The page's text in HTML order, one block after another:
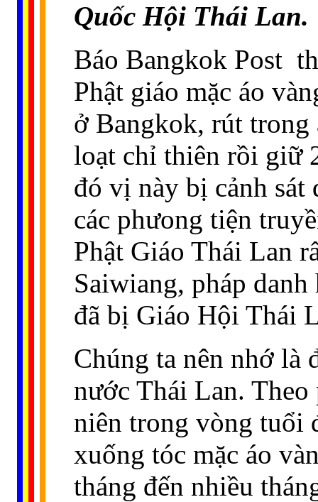
Quốc Hội Thái Lan.
Báo Bangkok Post
Phật giáo mặc áo
ở Bangkok, rút trong
loạt chỉ thiên rồi giữ
đó vị này bị cảnh sát
các phưong tiện
Phật Giáo Thái Lan
Saiwiang, pháp danh
đã bị Giáo Hội Thái
Chúng ta nên nhớ là
nước Thái Lan.
niên trong vòng tuổi
xuống tóc mặc áo
tháng đến nhiều